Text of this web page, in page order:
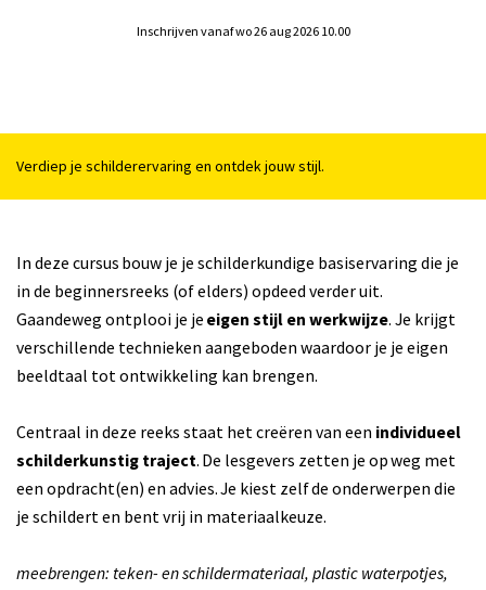
Inschrijven vanaf wo 26 aug 2026 10.00
Verdiep je schilderervaring en ontdek jouw stijl.
In deze cursus bouw je je schilderkundige basiservaring die je
in de beginnersreeks (of elders) opdeed verder uit.
Gaandeweg ontplooi je je eigen stijl en werkwijze. Je krijgt
verschillende technieken aangeboden waardoor je je eigen
beeldtaal tot ontwikkeling kan brengen.
Centraal in deze reeks staat het creëren van een individueel
schilderkunstig traject. De lesgevers zetten je op weg met
een opdracht(en) en advies. Je kiest zelf de onderwerpen die
je schildert en bent vrij in materiaalkeuze.
meebrengen: teken- en schildermateriaal, plastic waterpotjes,